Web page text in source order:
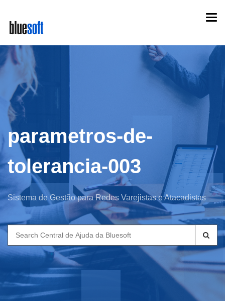
main
content
parametros-de-
tolerancia-003
Sistema de Gestão para Redes Varejistas e Atacadistas
Search
for: